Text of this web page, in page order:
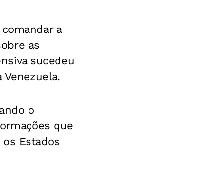
a
as
sucedeu
o
que
Estados